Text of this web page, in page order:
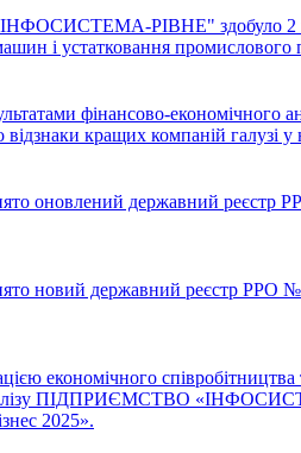
РІВНЕ" здобуло 2
і устатковання
фінансово-
кращих компаній галузі
оновлений державний реєстр
новий державний реєстр РРО №
економічного
ПІДПРИЄМСТВО
2025».